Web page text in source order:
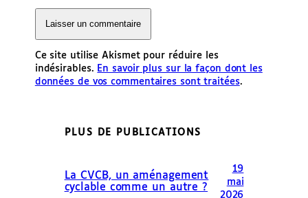
Ce site utilise Akismet pour réduire les
indésirables. En savoir plus sur la façon dont les
données de vos commentaires sont traitées.
PLUS DE PUBLICATIONS
La CVCB, un aménagement
cyclable comme un autre ?
19
mai
2026